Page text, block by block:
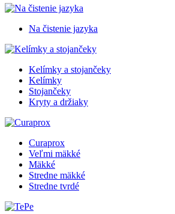
Na čistenie jazyka
Kelímky a stojančeky
Kelímky
Stojančeky
Kryty a držiaky
Curaprox
Veľmi mäkké
Mäkké
Stredne mäkké
Stredne tvrdé